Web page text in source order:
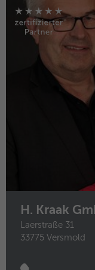
H. Kraak
Laerstraße 31
33775 Versmold
Name
Anbieter
Laufzeit
Laufzeit